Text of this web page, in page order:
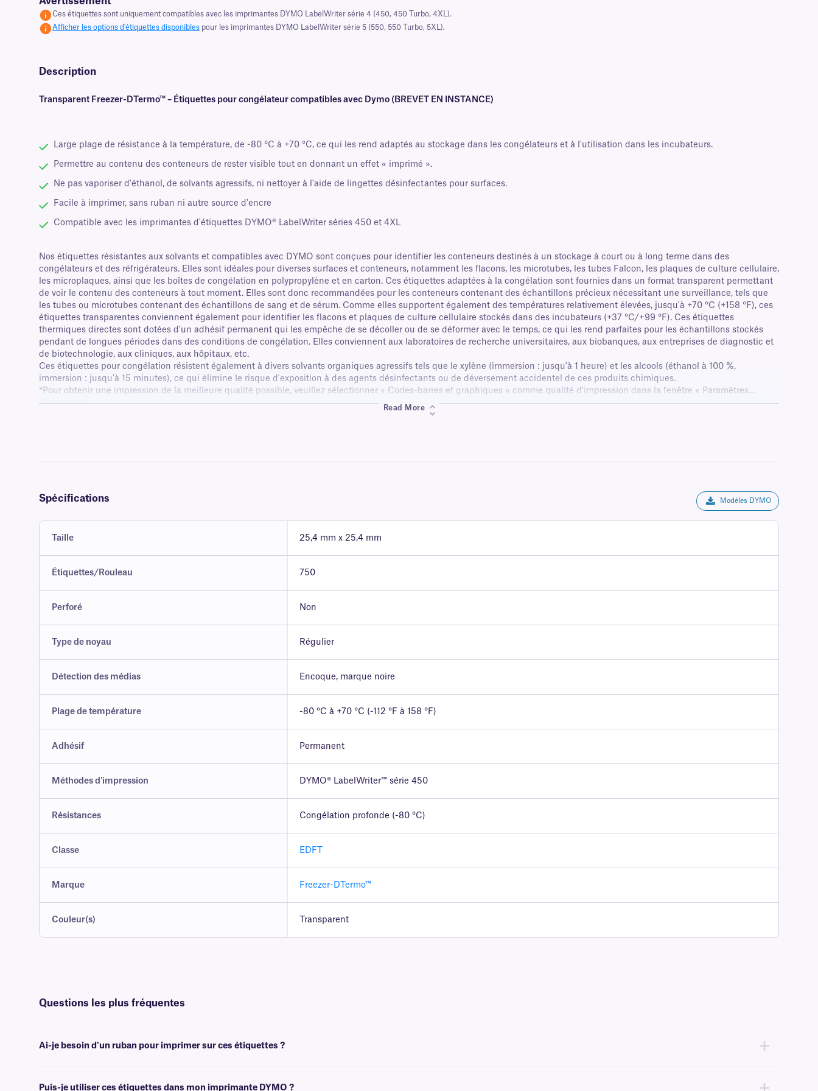
Ces étiquettes sont uniquement compatibles avec les imprimantes DYMO LabelWriter série 4 (450, 450 Turbo, 4XL).
Afficher les options d'étiquettes disponibles pour les imprimantes DYMO LabelWriter série 5 (550, 550 Turbo, 5XL).
Description
Transparent Freezer-DTermo™ – Étiquettes pour congélateur compatibles avec Dymo (BREVET EN INSTANCE)
Large plage de résistance à la température, de -80 °C à +70 °C, ce qui les rend adaptés au stockage dans les congélateurs et à l'utilisation dans les incubateurs.
Permettre au contenu des conteneurs de rester visible tout en donnant un effet « imprimé ».
Ne pas vaporiser d'éthanol, de solvants agressifs, ni nettoyer à l'aide de lingettes désinfectantes pour surfaces.
Facile à imprimer, sans ruban ni autre source d'encre
Compatible avec les imprimantes d'étiquettes DYMO® LabelWriter séries 450 et 4XL
Nos étiquettes résistantes aux solvants et compatibles avec DYMO sont conçues pour identifier les conteneurs destinés à un stockage à court ou à long terme dans des
congélateurs et des réfrigérateurs. Elles sont idéales pour diverses surfaces et conteneurs, notamment les flacons, les microtubes, les tubes Falcon, les plaques de culture cellulaire,
les microplaques, ainsi que les boîtes de congélation en polypropylène et en carton. Ces étiquettes adaptées à la congélation sont fournies dans un format transparent permettant
de voir le contenu des conteneurs à tout moment. Elles sont donc recommandées pour les conteneurs contenant des échantillons précieux nécessitant une surveillance, tels que
les tubes ou microtubes contenant des échantillons de sang et de sérum. Comme elles supportent également des températures relativement élevées, jusqu'à +70 °C (+158 °F), ces
étiquettes transparentes conviennent également pour identifier les flacons et plaques de culture cellulaire stockés dans des incubateurs (+37 °C/+99 °F). Ces étiquettes
thermiques directes sont dotées d'un adhésif permanent qui les empêche de se décoller ou de se déformer avec le temps, ce qui les rend parfaites pour les échantillons stockés
pendant de longues périodes dans des conditions de congélation. Elles conviennent aux laboratoires de recherche universitaires, aux biobanques, aux entreprises de diagnostic et
de biotechnologie, aux cliniques, aux hôpitaux, etc.
Ces étiquettes pour congélation résistent également à divers solvants organiques agressifs tels que le xylène (immersion : jusqu'à 1 heure) et les alcools (éthanol à 100 %,
immersion : jusqu'à 15 minutes), ce qui élimine le risque d'exposition à des agents désinfectants ou de déversement accidentel de ces produits chimiques.
*Pour obtenir une impression de la meilleure qualité possible, veuillez sélectionner « Codes-barres et graphiques » comme qualité d'impression dans la fenêtre « Paramètres
d'impression ».
Read More
Spécifications Modèles DYMO
Taille 25,4 mm x 25,4 mm
Étiquettes/Rouleau 750
Perforé Non
Type de noyau Régulier
Détection des médias Encoque, marque noire
Plage de température -80 °C à +70 °C (-112 °F à 158 °F)
Adhésif Permanent
Méthodes d'impression DYMO® LabelWriter™ série 450
Résistances Congélation profonde (-80 °C)
Classe EDFT
Marque Freezer-DTermo™
Couleur(s) Transparent
Questions les plus fréquentes
Ai-je besoin d'un ruban pour imprimer sur ces étiquettes ?
Puis-je utiliser ces étiquettes dans mon imprimante DYMO ?